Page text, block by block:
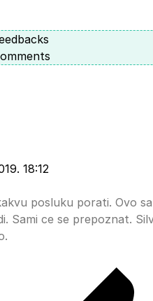
18:12
posluku porati. Ovo
Sami ce se prepoznat.